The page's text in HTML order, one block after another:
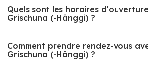
Quels sont les horaires
Grischuna (-Hänggi) ?
Comment prendre rendez-vous
Grischuna (-Hänggi) ?